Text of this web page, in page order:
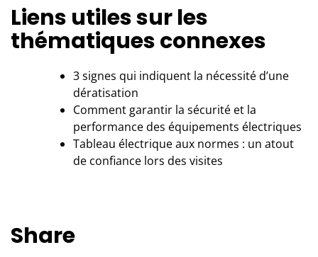
Liens utiles sur les
thématiques connexes
3 signes qui indiquent la nécessité d’une
dératisation
Comment garantir la sécurité et la
performance des équipements électriques
Tableau électrique aux normes : un atout
de confiance lors des visites
Share